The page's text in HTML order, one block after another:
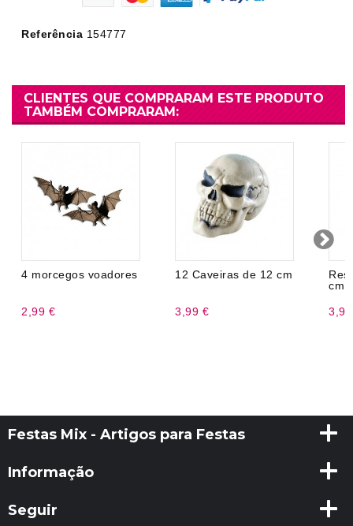
Referência 154777
CLIENTES QUE COMPRARAM ESTE PRODUTO
TAMBÉM COMPRARAM:
4 morcegos voadores
2,99 €
12 Caveiras de 12 cm
3,99 €
cm
Festas Mix - Artigos para Festas
Informação
Seguir